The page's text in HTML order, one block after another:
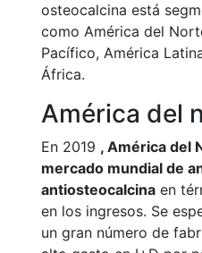
osteocalcina está
como América del
Pacífico, América
África.
América del
En 2019 , América del
mercado mundial de
antiosteocalcina en
en los ingresos. Se
un gran número de